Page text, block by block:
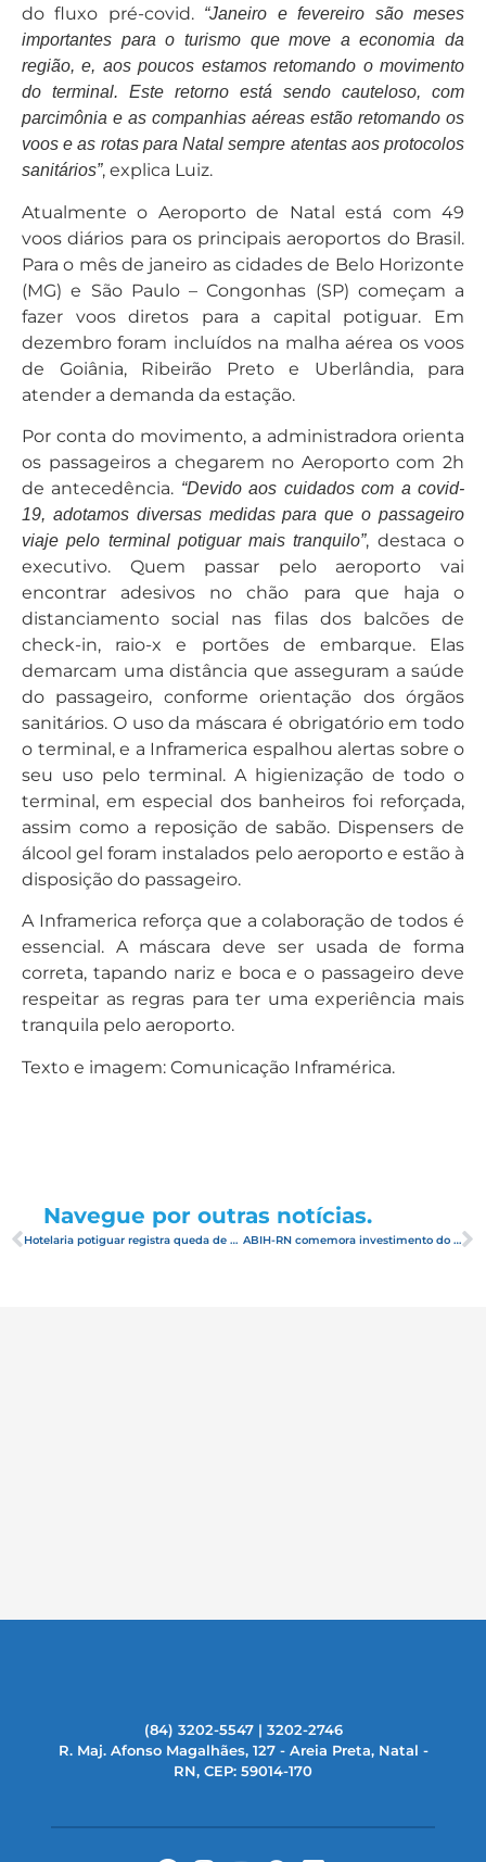
do fluxo pré-covid. “Janeiro e fevereiro são meses
importantes para o turismo que move a economia da
região, e, aos poucos estamos retomando o movimento
do terminal. Este retorno está sendo cauteloso, com
parcimônia e as companhias aéreas estão retomando os
voos e as rotas para Natal sempre atentas aos protocolos
sanitários”, explica Luiz.
Atualmente o Aeroporto de Natal está com 49
voos diários para os principais aeroportos do Brasil.
Para o mês de janeiro as cidades de Belo Horizonte
(MG) e São Paulo – Congonhas (SP) começam a
fazer voos diretos para a capital potiguar. Em
dezembro foram incluídos na malha aérea os voos
de Goiânia, Ribeirão Preto e Uberlândia, para
atender a demanda da estação.
Por conta do movimento, a administradora orienta
os passageiros a chegarem no Aeroporto com 2h
de antecedência. “Devido aos cuidados com a covid-
19, adotamos diversas medidas para que o passageiro
viaje pelo terminal potiguar mais tranquilo”, destaca o
executivo. Quem passar pelo aeroporto vai
encontrar adesivos no chão para que haja o
distanciamento social nas filas dos balcões de
check-in, raio-x e portões de embarque. Elas
demarcam uma distância que asseguram a saúde
do passageiro, conforme orientação dos órgãos
sanitários. O uso da máscara é obrigatório em todo
o terminal, e a Inframerica espalhou alertas sobre o
seu uso pelo terminal. A higienização de todo o
terminal, em especial dos banheiros foi reforçada,
assim como a reposição de sabão. Dispensers de
álcool gel foram instalados pelo aeroporto e estão à
disposição do passageiro.
A Inframerica reforça que a colaboração de todos é
essencial. A máscara deve ser usada de forma
correta, tapando nariz e boca e o passageiro deve
respeitar as regras para ter uma experiência mais
tranquila pelo aeroporto.
Texto e imagem: Comunicação Inframérica.
Navegue por outras notícias.
Hotelaria potiguar registra queda de 45% na ocupação, em comparação ao ano anterior ABIH-RN comemora investimento do Ministério do Turismo para promoção do turismo no RN
(84) 3202-5547 | 3202-2746
R. Maj. Afonso Magalhães, 127 - Areia Preta, Natal -
RN, CEP: 59014-170